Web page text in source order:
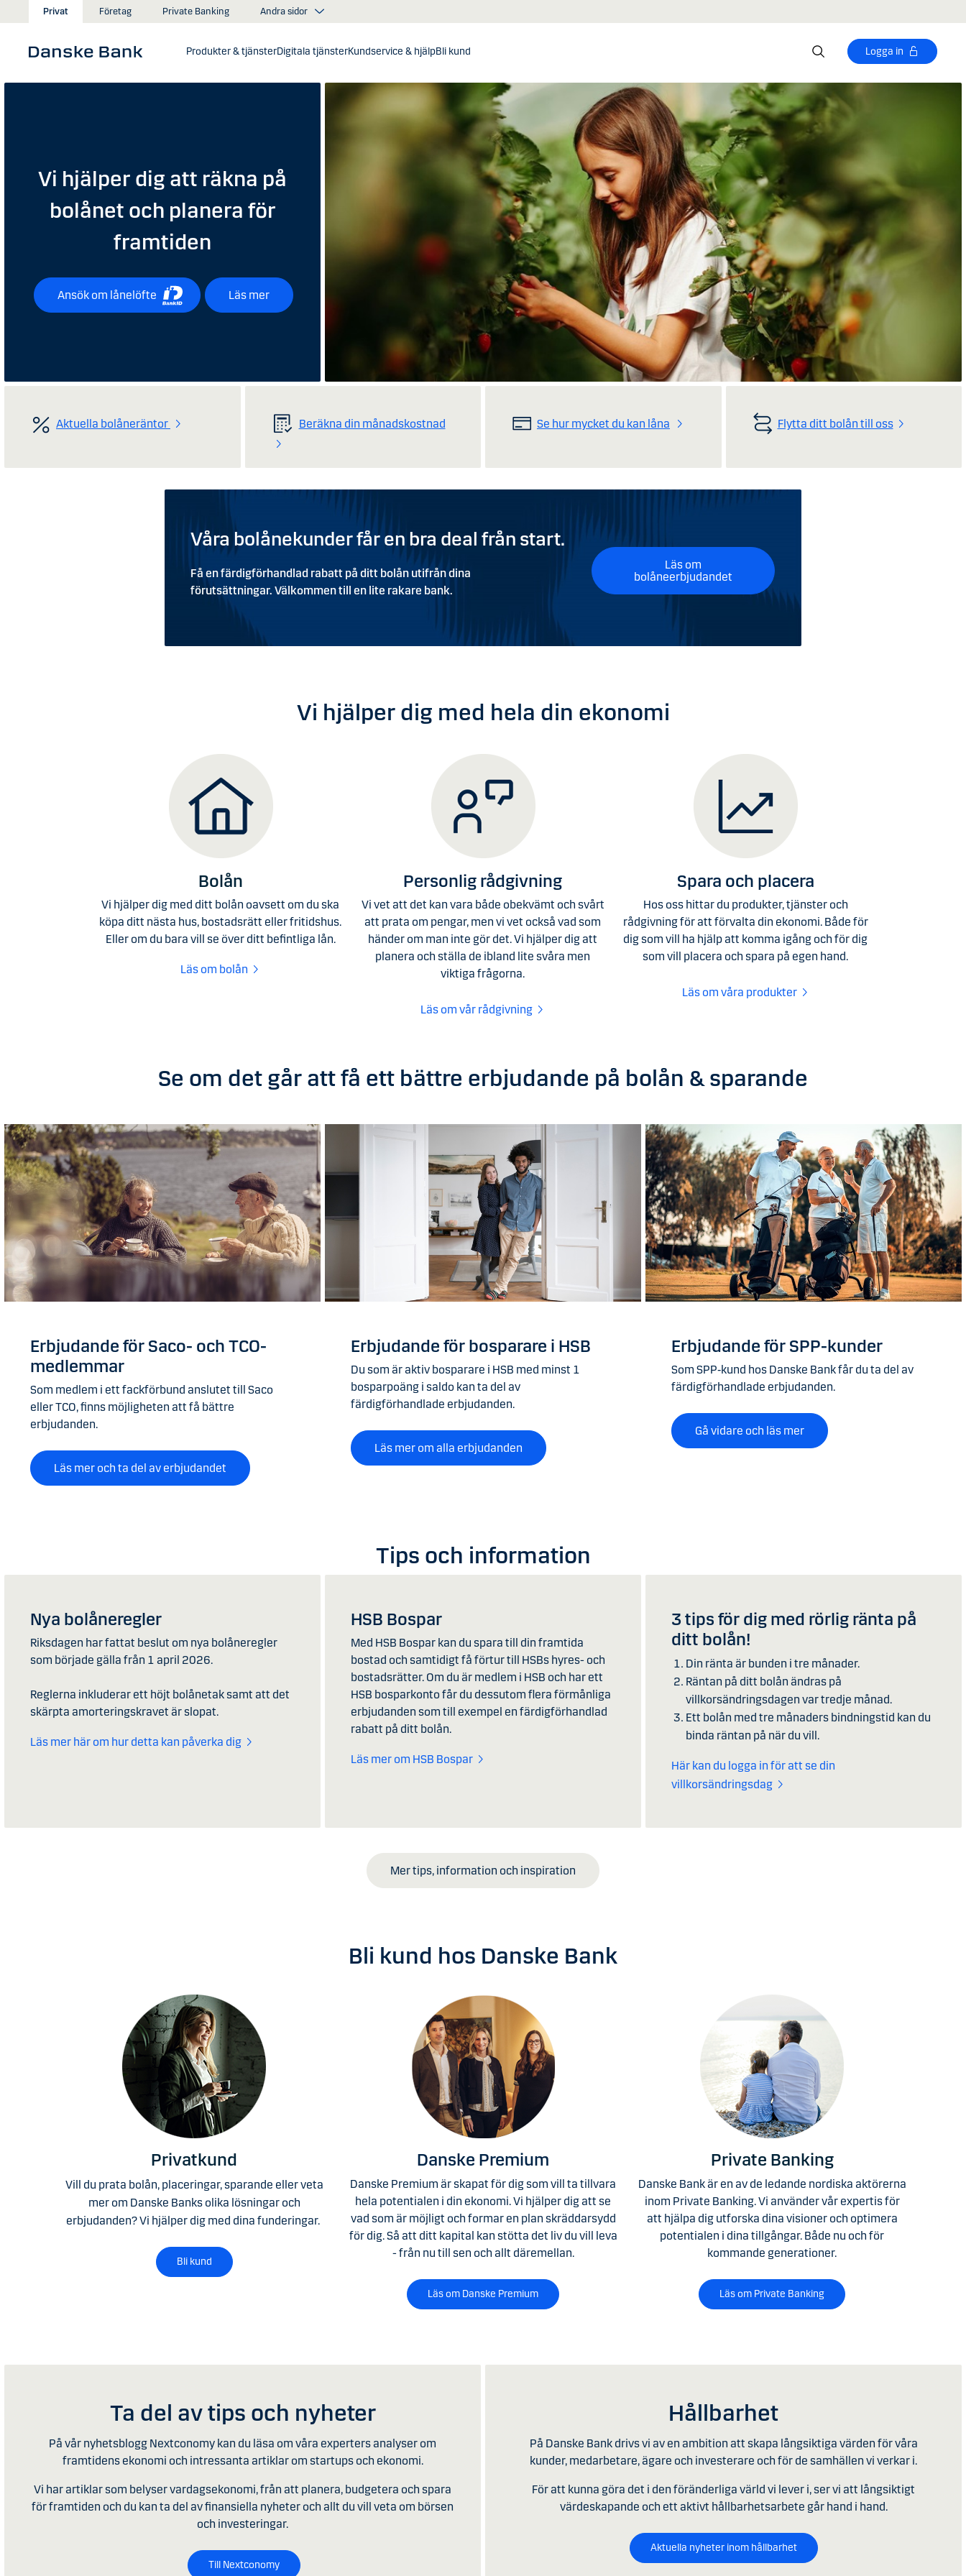
Gå till huvudinnehåll
Privat Företag Private Banking Andra sidor
Produkter & tjänsterDigitala tjänsterKundservice & hjälpBli kund Logga in
Vi hjälper dig att räkna på
bolånet och planera för
framtiden
Ansök om lånelöfte Läs mer
Aktuella bolåneräntor Beräkna din månadskostnad Se hur mycket du kan låna Flytta ditt bolån till oss
Våra bolånekunder får en bra deal från start.
Få en färdigförhandlad rabatt på ditt bolån utifrån dina
förutsättningar. Välkommen till en lite rakare bank.
Läs om
bolåneerbjudandet
Vi hjälper dig med hela din ekonomi
Bolån
Vi hjälper dig med ditt bolån oavsett om du ska
köpa ditt nästa hus, bostadsrätt eller fritidshus.
Eller om du bara vill se över ditt befintliga lån.
Läs om bolån
Personlig rådgivning
Vi vet att det kan vara både obekvämt och svårt
att prata om pengar, men vi vet också vad som
händer om man inte gör det. Vi hjälper dig att
planera och ställa de ibland lite svåra men
viktiga frågorna.
Läs om vår rådgivning
Spara och placera
Hos oss hittar du produkter, tjänster och
rådgivning för att förvalta din ekonomi. Både för
dig som vill ha hjälp att komma igång och för dig
som vill placera och spara på egen hand.
Läs om våra produkter
Se om det går att få ett bättre erbjudande på bolån & sparande
Erbjudande för Saco- och TCO-
medlemmar
Som medlem i ett fackförbund anslutet till Saco
eller TCO, finns möjligheten att få bättre
erbjudanden.
Läs mer och ta del av erbjudandet
Erbjudande för bosparare i HSB
Du som är aktiv bosparare i HSB med minst 1
bosparpoäng i saldo kan ta del av
färdigförhandlade erbjudanden.
Läs mer om alla erbjudanden
Erbjudande för SPP-kunder
Som SPP‑kund hos Danske Bank får du ta del av
färdigförhandlade erbjudanden.
Gå vidare och läs mer
Tips och information
Nya bolåneregler
Riksdagen har fattat beslut om nya bolåneregler
som började gälla från 1 april 2026.
Reglerna inkluderar ett höjt bolånetak samt att det
skärpta amorteringskravet är slopat.
Läs mer här om hur detta kan påverka dig
HSB Bospar
Med HSB Bospar kan du spara till din framtida
bostad och samtidigt få förtur till HSBs hyres- och
bostadsrätter. Om du är medlem i HSB och har ett
HSB bosparkonto får du dessutom flera förmånliga
erbjudanden som till exempel en färdigförhandlad
rabatt på ditt bolån.
Läs mer om HSB Bospar
3 tips för dig med rörlig ränta på
ditt bolån!
Din ränta är bunden i tre månader.
Räntan på ditt bolån ändras på
villkorsändringsdagen var tredje månad.
Ett bolån med tre månaders bindningstid kan du
binda räntan på när du vill.
Här kan du logga in för att se din
villkorsändringsdag
Mer tips, information och inspiration
Bli kund hos Danske Bank
Privatkund
Vill du prata bolån, placeringar, sparande eller veta
mer om Danske Banks olika lösningar och
erbjudanden? Vi hjälper dig med dina funderingar.
Bli kund
Danske Premium
Danske Premium är skapat för dig som vill ta tillvara
hela potentialen i din ekonomi. Vi hjälper dig att se
vad som är möjligt och formar en plan skräddarsydd
för dig. Så att ditt kapital kan stötta det liv du vill leva
- från nu till sen och allt däremellan.
Läs om Danske Premium
Private Banking
Danske Bank är en av de ledande nordiska aktörerna
inom Private Banking. Vi använder vår expertis för
att hjälpa dig utforska dina visioner och optimera
potentialen i dina tillgångar. Både nu och för
kommande generationer.
Läs om Private Banking
Ta del av tips och nyheter
På vår nyhetsblogg Nextconomy kan du läsa om våra experters analyser om
framtidens ekonomi och intressanta artiklar om startups och ekonomi.
Vi har artiklar som belyser vardagsekonomi, från att planera, budgetera och spara
för framtiden och du kan ta del av finansiella nyheter och allt du vill veta om börsen
och investeringar.
Till Nextconomy
Hållbarhet
På Danske Bank drivs vi av en ambition att skapa långsiktiga värden för våra
kunder, medarbetare, ägare och investerare och för de samhällen vi verkar i.
För att kunna göra det i den föränderliga värld vi lever i, ser vi att långsiktigt
värdeskapande och ett aktivt hållbarhetsarbete går hand i hand.
Aktuella nyheter inom hållbarhet